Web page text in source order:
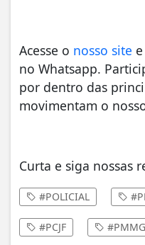
Acesse o nosso site
no Whatsapp.
por dentro das
movimentam o
Curta e siga nossas
#POLICIAL
#PCJF #PMMG